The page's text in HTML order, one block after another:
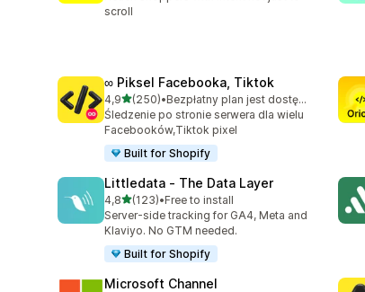
scroll
∞ Piksel Facebooka, Tiktok
4,9na 5 gwiazdek
(250)
Łączna liczba recenzji: 250
•
Bezpłatny plan jest dostępny
Śledzenie po stronie serwera dla wielu
Facebooków,Tiktok pixel
Built for Shopify
Littledata ‑ The Data Layer
4,8na 5 gwiazdek
(123)
Łączna liczba recenzji: 123
•Free to install
Server-side tracking for GA4, Meta and
Klaviyo. No GTM needed.
Built for Shopify
Microsoft Channel